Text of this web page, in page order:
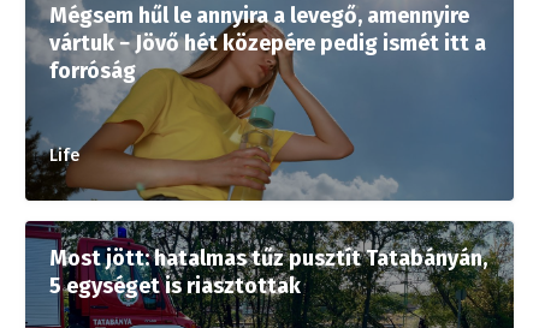
Mégsem hűl le annyira a levegő, amennyire
vártuk − Jövő hét közepére pedig ismét itt a
forróság
Life
Most jött: hatalmas tűz pusztít Tatabányán,
5 egységet is riasztottak